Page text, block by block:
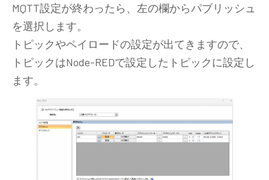
MQTT設定が終わったら、左の欄からパブリッシュ
を選択します。
トピックやペイロードの設定が出てきますので、
トピックはNode-REDで設定したトピックに設定し
ます。